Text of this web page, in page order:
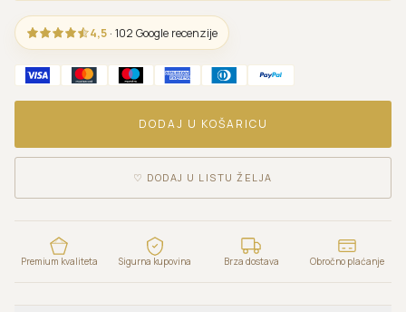
4,5 · 102 Google recenzije
DODAJ U KOŠARICU
♡ DODAJ U LISTU ŽELJA
Premium kvaliteta Sigurna kupovina Brza dostava Obročno plaćanje